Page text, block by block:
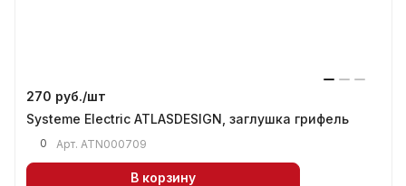
270 руб./шт
Systeme Electric ATLASDESIGN, заглушка грифель
0 Арт. ATN000709
В корзину